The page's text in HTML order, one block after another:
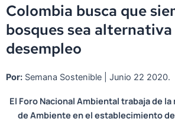
Colombia busca que
bosques sea alternativa
desempleo
Por: Semana Sostenible | Junio 22 2020.
El Foro Nacional Ambiental trabaja de
de Ambiente en el establecimiento